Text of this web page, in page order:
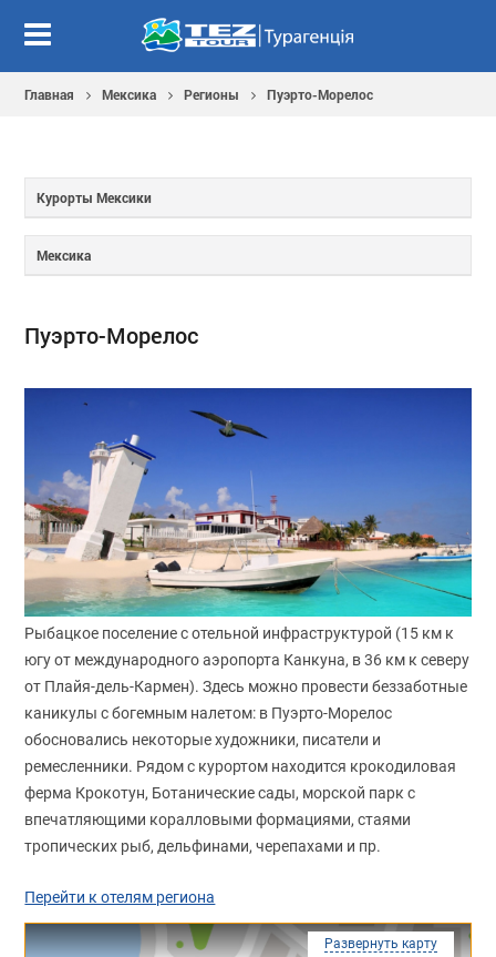
Главная Мексика Регионы Пуэрто-Морелос
Курорты Мексики
Мексика
Пуэрто-Морелос
Рыбацкое поселение с отельной инфраструктурой (15 км к
югу от международного аэропорта Канкуна, в 36 км к северу
от Плайя-дель-Кармен). Здесь можно провести беззаботные
каникулы с богемным налетом: в Пуэрто-Морелос
обосновались некоторые художники, писатели и
ремесленники. Рядом с курортом находится крокодиловая
ферма Крокотун, Ботанические сады, морской парк с
впечатляющими коралловыми формациями, стаями
тропических рыб, дельфинами, черепахами и пр.
Перейти к отелям региона
Развернуть карту